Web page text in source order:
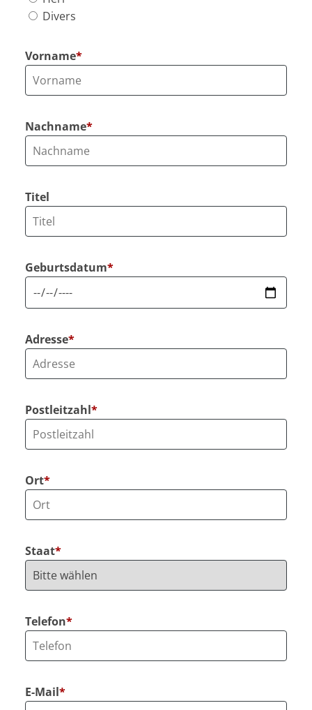
Divers
Vorname*
Nachname*
Titel
Geburtsdatum*
Adresse*
Postleitzahl*
Ort*
Staat*
Telefon*
E-Mail*